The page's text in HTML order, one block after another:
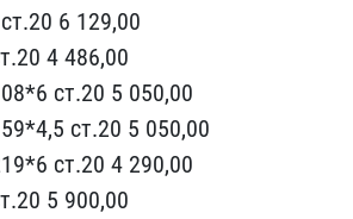
6 129,00
4 486,​00
с​т.20 5 050,00
ст.20 5 050,​00
с​т.20 4 290,00
5 900,00